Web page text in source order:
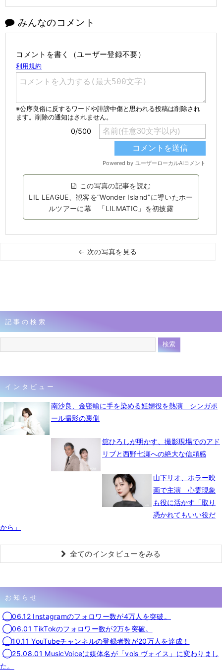
みんなのコメント
コメントを書く（ユーザー登録不要）
この写真の記事を読む
LIL LEAGUE、観客を“Wonder Island”に導いたホー
ルツアーに幕 「LILMATIC」を初披露
← 次の写真を見る
記事の検索
インタビュー
南沙良、金密輸に手を染める妊婦役を熱演 シンガポ
ール撮影の裏側
舘ひろしが明かす、撮影現場でのアド
リブと西野七瀬への絶大な信頼感
山下リオ、ホラー映
画で主演 心霊現象
も役に活かす「取り
憑かれてもいい役だ
から」
全てのインタビューをみる
お知らせ
◯06.12 Instagramのフォロワー数が4万人を突破。
◯06.01 TikTokのフォロワー数が2万を突破。
◯10.11 YouTubeチャンネルの登録者数が20万人を達成！
◯25.08.01 MusicVoiceは媒体名が「vois ヴォイス」に変わりまし
た。